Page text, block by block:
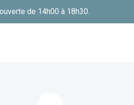
de 14h00 à 18h30.